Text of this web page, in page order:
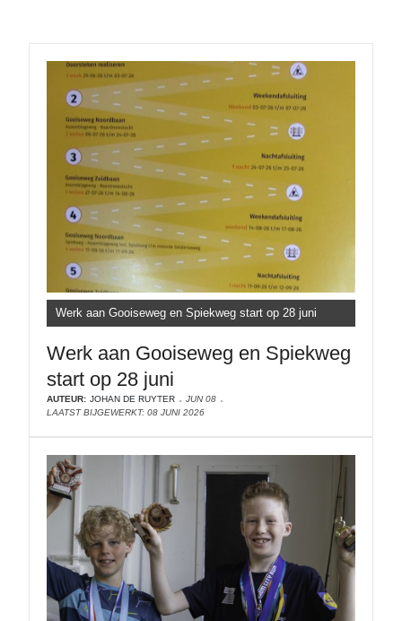
Werk aan Gooiseweg en Spiekweg start op 28 juni
Werk aan Gooiseweg en Spiekweg
start op 28 juni
AUTEUR: JOHAN DE RUYTER
JUN 08
LAATST BIJGEWERKT: 08 JUNI 2026